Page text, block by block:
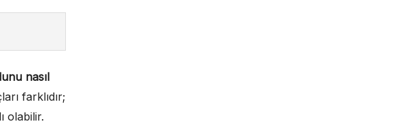
nasıl
farklıdır;
olabilir.